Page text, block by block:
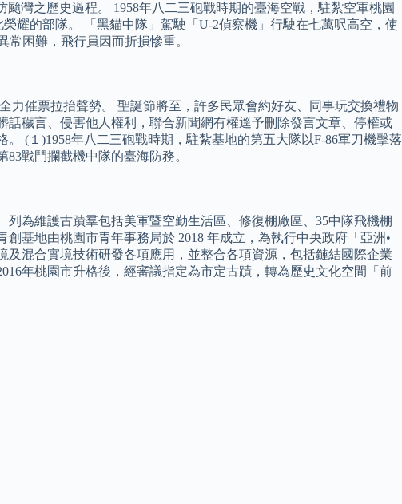
灣之歷史過程。 1958年八二三砲戰時期的臺海空戰，駐紮空軍桃園
耀的部隊。 「黑貓中隊」駕駛「U-2偵察機」行駛在七萬呎高空，使
困難，飛行員因而折損慘重。
力催票拉抬聲勢。 聖誕節將至，許多民眾會約好友、同事玩交換禮物
穢言、侵害他人權利，聯合新聞網有權逕予刪除發言文章、停權或
。 (１)1958年八二三砲戰時期，駐紮基地的第五大隊以F-86軍刀機擊落
戰鬥攔截機中隊的臺海防務。
為維護古蹟羣包括美軍暨空勤生活區、修復棚廠區、35中隊飛機棚
基地由桃園市青年事務局於 2018 年成立，為執行中央政府「亞洲•
混合實境技術研發各項應用，並整合各項資源，包括鏈結國際企業
年桃園市升格後，經審議指定為市定古蹟，轉為歷史文化空間「前